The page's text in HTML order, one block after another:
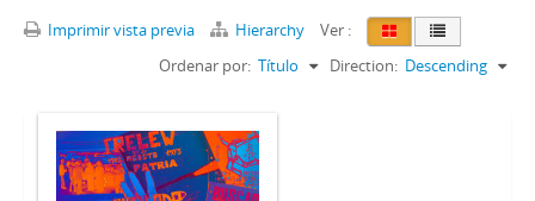
Imprimir vista previa Hierarchy
Ver :
Ordenar por: Título Direction: Descending